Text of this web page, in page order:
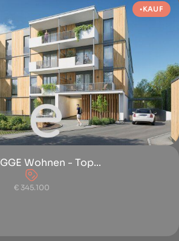
KAUF
Wohnen - Top...
€ 345.100